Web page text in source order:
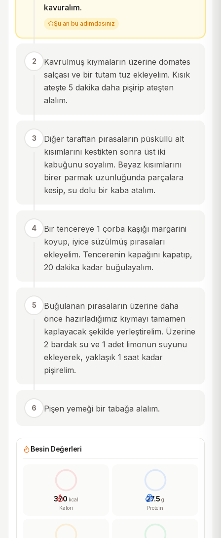
kavuralım.
Şu an bu adımdasınız
2
Kavrulmuş kıymaların üzerine domates
salçası ve bir tutam tuz ekleyelim. Kısık
ateşte 5 dakika daha pişirip ateşten
alalım.
3
Diğer taraftan pırasaların püsküllü alt
kısımlarını kestikten sonra üst iki
kabuğunu soyalım. Beyaz kısımlarını
birer parmak uzunluğunda parçalara
kesip, su dolu bir kaba atalım.
4
Bir tencereye 1 çorba kaşığı margarini
koyup, iyice süzülmüş pırasaları
ekleyelim. Tencerenin kapağını kapatıp,
20 dakika kadar buğulayalım.
5
Buğulanan pırasaların üzerine daha
önce hazırladığımız kıymayı tamamen
kaplayacak şekilde yerleştirelim. Üzerine
2 bardak su ve 1 adet limonun suyunu
ekleyerek, yaklaşık 1 saat kadar
pişirelim.
6 Pişen yemeği bir tabağa alalım.
Besin Değerleri
370 kcal
Kalori
27.5 g
Protein